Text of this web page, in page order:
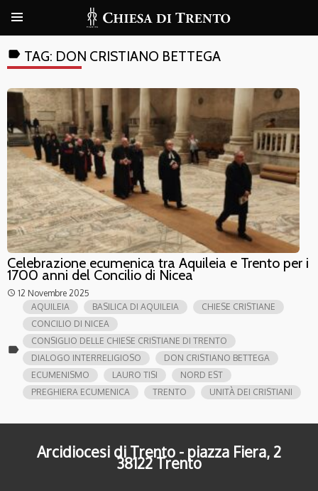
label TAG: DON CRISTIANO BETTEGA
Celebrazione ecumenica tra Aquileia e Trento per i
1700 anni del Concilio di Nicea
access_time 12 Novembre 2025
label
AQUILEIA BASILICA DI AQUILEIA
CHIESE CRISTIANE
CONCILIO DI NICEA
CONSIGLIO DELLE CHIESE CRISTIANE DI TRENTO
DIALOGO INTERRELIGIOSO
DON CRISTIANO BETTEGA
ECUMENISMO
LAURO TISI
NORD EST
PREGHIERA ECUMENICA
TRENTO UNITÀ DEI CRISTIANI
Arcidiocesi di Trento - piazza Fiera, 2
38122 Trento